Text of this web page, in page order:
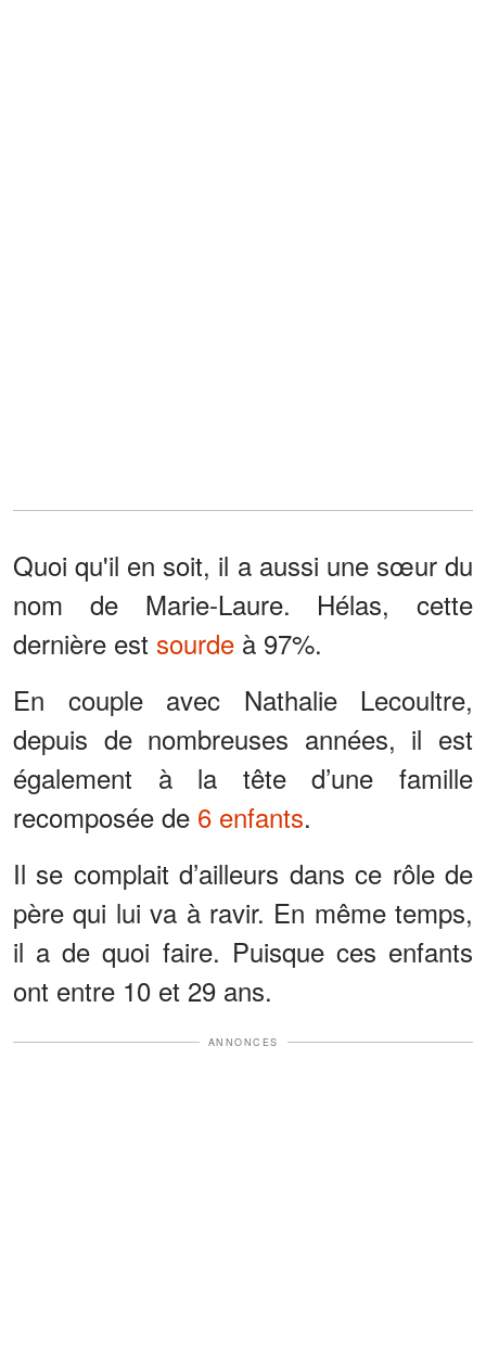
Quoi qu'il en soit, il a aussi une sœur du
nom de Marie-Laure. Hélas, cette
dernière est sourde à 97%.
En couple avec Nathalie Lecoultre,
depuis de nombreuses années, il est
également à la tête d’une famille
recomposée de 6 enfants.
Il se complait d’ailleurs dans ce rôle de
père qui lui va à ravir. En même temps,
il a de quoi faire. Puisque ces enfants
ont entre 10 et 29 ans.
ANNONCES